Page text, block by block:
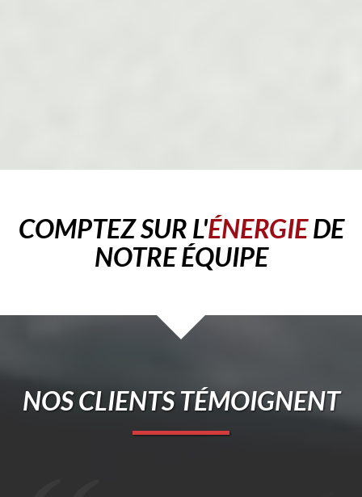
COMPTEZ SUR L'ÉNERGIEDE
NOTRE ÉQUIPE
NOS CLIENTS TÉMOIGNENT